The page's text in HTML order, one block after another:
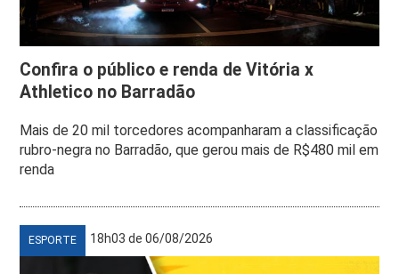
Confira o público e renda de Vitória x
Athletico no Barradão
Mais de 20 mil torcedores acompanharam a classificação
rubro-negra no Barradão, que gerou mais de R$480 mil em
renda
ESPORTE 18h03 de 06/08/2026